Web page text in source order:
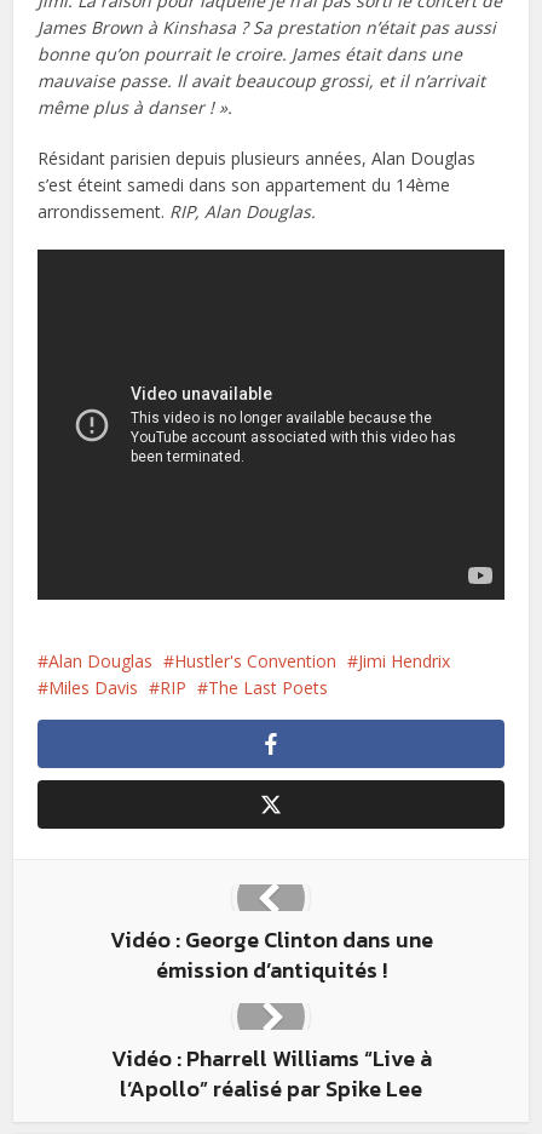
James Brown à Kinshasa ? Sa prestation n’était pas aussi
bonne qu’on pourrait le croire. James était dans une
mauvaise passe. Il avait beaucoup grossi, et il n’arrivait
même plus à danser ! ».
Résidant parisien depuis plusieurs années, Alan Douglas
s’est éteint samedi dans son appartement du 14ème
arrondissement. RIP, Alan Douglas.
Alan Douglas Hustler's Convention
Jimi Hendrix
Miles Davis
RIP The Last Poets
Vidéo : George Clinton dans une
émission d’antiquités !
Vidéo : Pharrell Williams “Live à
l’Apollo” réalisé par Spike Lee